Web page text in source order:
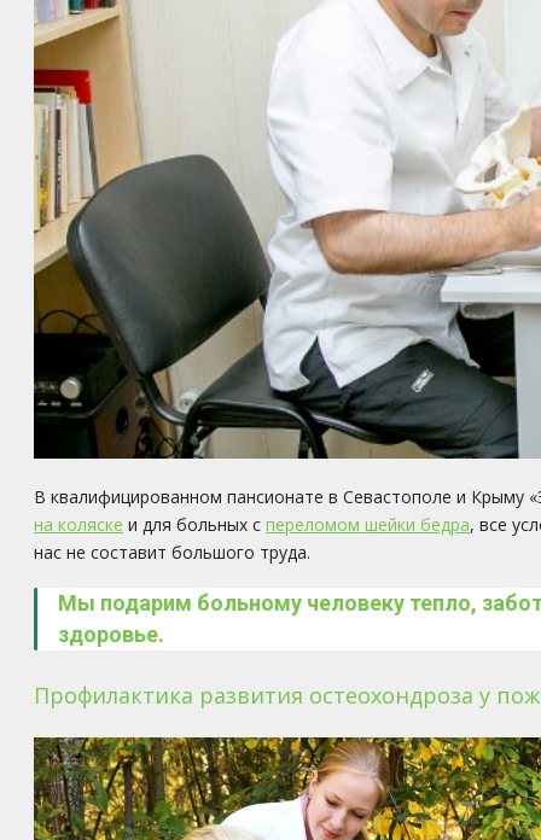
В квалифицированном пансионате в Севастополе и
на коляске и для больных с переломом шейки бедра, все
нас не составит большого труда.
Мы подарим больному человеку тепло,
здоровье.
Профилактика развития остеохондроза у